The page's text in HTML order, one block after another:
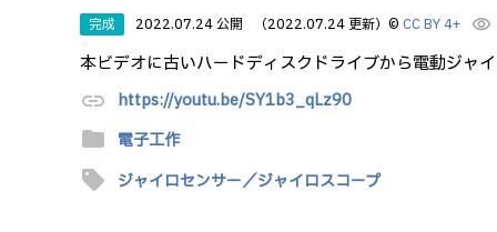
完成 2022.07.24 公開 （2022.07.24 更新） © CC BY 4+ visibility
本ビデオに古いハードディスクドライブから電動ジャ
link https://youtu.be/SY1b3_qLz90
folder 電子工作
sell ジャイロセンサー／ジャイロスコープ